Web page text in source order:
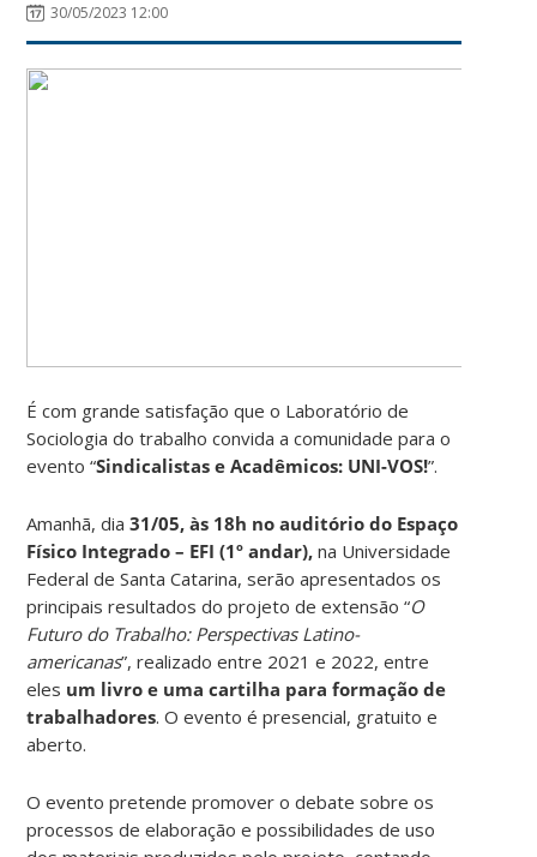
30/05/2023 12:00
É com grande satisfação que o Laboratório de
Sociologia do trabalho convida a comunidade para o
evento “Sindicalistas e Acadêmicos: UNI-VOS!”.
Amanhã, dia31/05, às 18h no auditório do Espaço
Físico Integrado – EFI (1º andar), na Universidade
Federal de Santa Catarina, serão apresentados os
principais resultados do projeto de extensão “O
Futuro do Trabalho: Perspectivas Latino-
americanas”, realizado entre 2021 e 2022, entre
eles um livro e uma cartilha para formação de
trabalhadores. O evento é presencial, gratuito e
aberto.
O evento pretende promover o debate sobre os
processos de elaboração e possibilidades de uso